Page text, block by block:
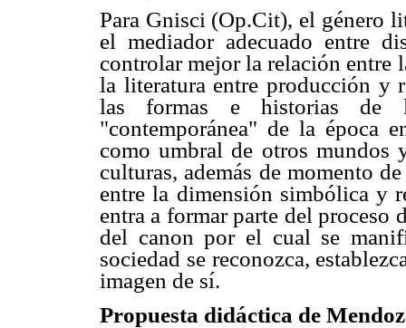
Para Gnisci (Op.Cit), el género
el mediador adecuado entre
controlar mejor la relación entre
la literatura entre producción y
las formas e historias de
"contemporánea" de la época
como umbral de otros mundos
culturas, además de momento
entre la dimensión simbólica y
entra a formar parte del
del canon por el cual se
sociedad se reconozca,
imagen de sí.
Propuesta didáctica de